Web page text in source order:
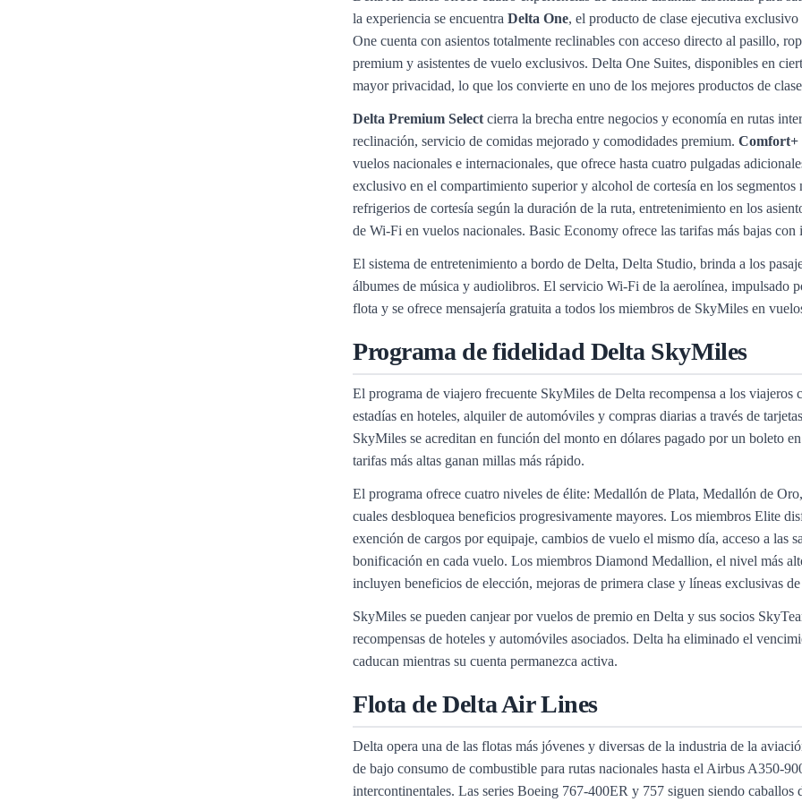
la experiencia se encuentra Delta One, el producto de clase ejecutiva
One cuenta con asientos totalmente reclinables con acceso directo al pasillo,
premium y asistentes de vuelo exclusivos. Delta One Suites, disponibles en
mayor privacidad, lo que los convierte en uno de los mejores productos de
Delta Premium Select cierra la brecha entre negocios y economía en rutas
reclinación, servicio de comidas mejorado y comodidades premium. Comfort+
vuelos nacionales e internacionales, que ofrece hasta cuatro pulgadas
exclusivo en el compartimiento superior y alcohol de cortesía en los
refrigerios de cortesía según la duración de la ruta, entretenimiento en los
de Wi-Fi en vuelos nacionales. Basic Economy ofrece las tarifas más bajas con
El sistema de entretenimiento a bordo de Delta, Delta Studio, brinda a los
álbumes de música y audiolibros. El servicio Wi-Fi de la aerolínea, impulsado
flota y se ofrece mensajería gratuita a todos los miembros de SkyMiles en
Programa de fidelidad Delta SkyMiles
El programa de viajero frecuente SkyMiles de Delta recompensa a los
estadías en hoteles, alquiler de automóviles y compras diarias a través de
SkyMiles se acreditan en función del monto en dólares pagado por un boleto
tarifas más altas ganan millas más rápido.
El programa ofrece cuatro niveles de élite: Medallón de Plata, Medallón de
cuales desbloquea beneficios progresivamente mayores. Los miembros Elite
exención de cargos por equipaje, cambios de vuelo el mismo día, acceso a
bonificación en cada vuelo. Los miembros Diamond Medallion, el nivel más
incluyen beneficios de elección, mejoras de primera clase y líneas exclusivas
SkyMiles se pueden canjear por vuelos de premio en Delta y sus socios
recompensas de hoteles y automóviles asociados. Delta ha eliminado el
caducan mientras su cuenta permanezca activa.
Flota de Delta Air Lines
Delta opera una de las flotas más jóvenes y diversas de la industria de la
de bajo consumo de combustible para rutas nacionales hasta el Airbus A350-
intercontinentales. Las series Boeing 767-400ER y 757 siguen siendo caballos